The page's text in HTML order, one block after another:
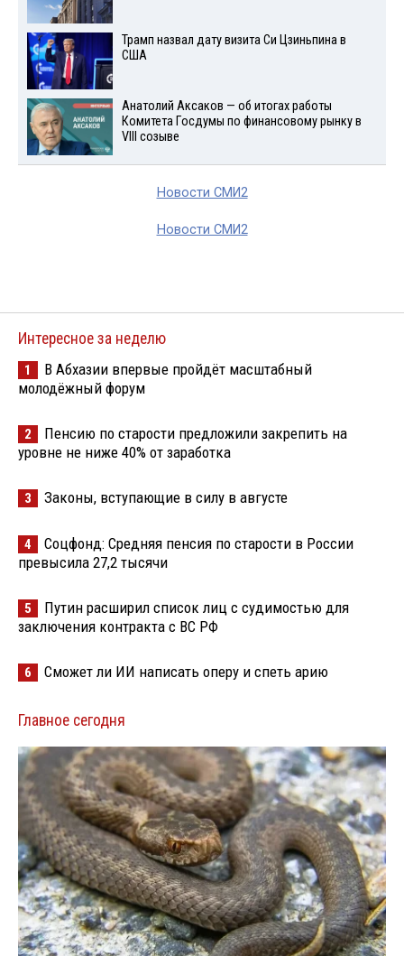
Трамп назвал дату визита Си Цзиньпина в
США
Анатолий Аксаков — об итогах работы
Комитета Госдумы по финансовому рынку в
VIII созыве
Новости СМИ2
Новости СМИ2
Интересное за неделю
1
В Абхазии впервые пройдёт масштабный
молодёжный форум
2
Пенсию по старости предложили закрепить на
уровне не ниже 40% от заработка
3 Законы, вступающие в силу в августе
4
Соцфонд: Средняя пенсия по старости в России
превысила 27,2 тысячи
5
Путин расширил список лиц с судимостью для
заключения контракта с ВС РФ
6 Сможет ли ИИ написать оперу и спеть арию
Главное сегодня